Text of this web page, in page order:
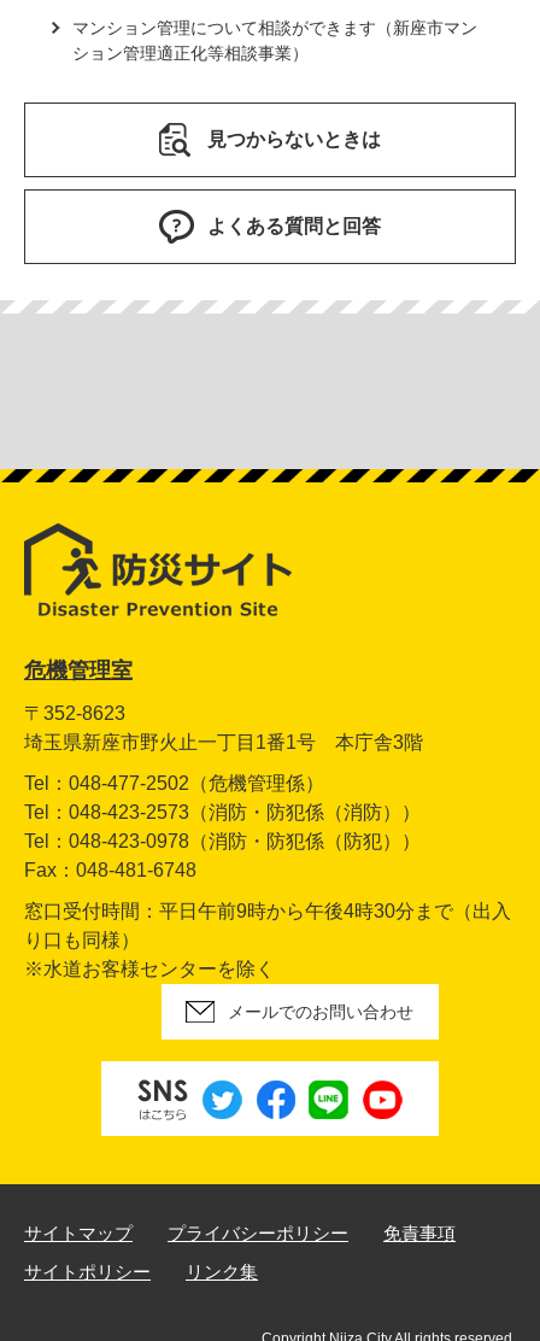
マンション管理について相談ができます（新座市マン
ション管理適正化等相談事業）
見つからないときは
よくある質問と回答
危機管理室
〒352-8623
埼玉県新座市野火止一丁目1番1号 本庁舎3階
Tel：048-477-2502（危機管理係）
Tel：048-423-2573（消防・防犯係（消防））
Tel：048-423-0978（消防・防犯係（防犯））
Fax：048-481-6748
窓口受付時間：平日午前9時から午後4時30分まで（出入
り口も同様）
※水道お客様センターを除く
メールでのお問い合わせ
サイトマップ プライバシーポリシー
免責事項
サイトポリシー
リンク集